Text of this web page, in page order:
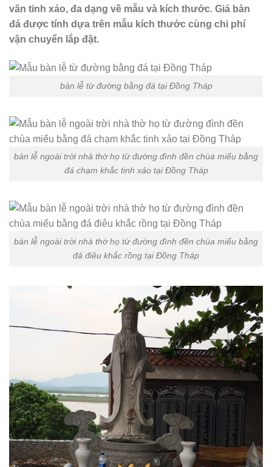
văn tinh xảo, đa dạng về mẫu và kích thước. Giá bàn
đá được tính dựa trên mẫu kích thước cùng chi phí
vận chuyển lắp đặt.
bàn lễ từ đường bằng đá tại Đồng Tháp
bàn lễ ngoài trời nhà thờ họ từ đường đình đền chùa miếu bằng
đá chạm khắc tinh xảo tại Đồng Tháp
bàn lễ ngoài trời nhà thờ họ từ đường đình đền chùa miếu bằng
đá điêu khắc rồng tại Đồng Tháp